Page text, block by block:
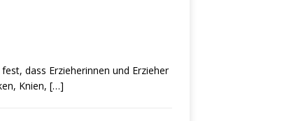
dass Erzieherinnen und Erzieher
Knien, […]